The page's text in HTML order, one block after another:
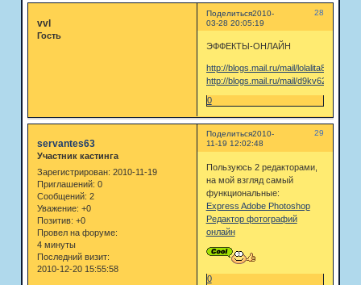
Поделиться 28
2010-
03-28 20:05:19
vvl
Гость
ЭФФЕКТЫ-ОНЛАЙН
http://blogs.mail.ru/mail/lolalita84/
http://blogs.mail.ru/mail/d9kv62/
0
Поделиться 29
2010-
11-19 12:02:48
servantes63
Участник кастинга
Зарегистрирован: 2010-11-19
Приглашений: 0
Сообщений: 2
Уважение: +0
Позитив: +0
Провел на форуме:
4 минуты
Последний визит:
2010-12-20 15:55:58
Пользуюсь 2 редакторами,
на мой взгляд самый
функциональные:
Express Adobe Photoshop
Редактор фотографий
онлайн
0